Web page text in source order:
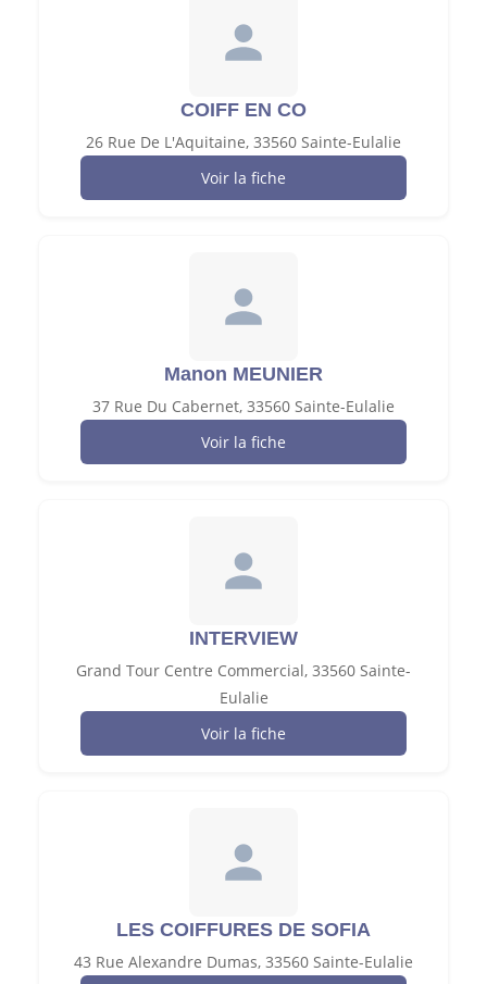
COIFF EN CO
26 Rue De L'Aquitaine, 33560 Sainte-Eulalie
Voir la fiche
Manon MEUNIER
37 Rue Du Cabernet, 33560 Sainte-Eulalie
Voir la fiche
INTERVIEW
Grand Tour Centre Commercial, 33560 Sainte-
Eulalie
Voir la fiche
LES COIFFURES DE SOFIA
43 Rue Alexandre Dumas, 33560 Sainte-Eulalie